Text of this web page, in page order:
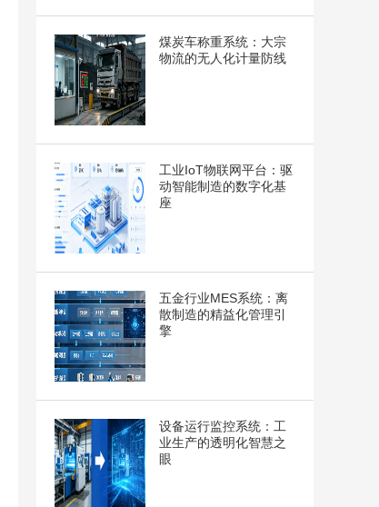
煤炭车称重系统：大宗
物流的无人化计量防线
工业IoT物联网平台：驱
动智能制造的数字化基
座
五金行业MES系统：离
散制造的精益化管理引
擎
设备运行监控系统：工
业生产的透明化智慧之
眼